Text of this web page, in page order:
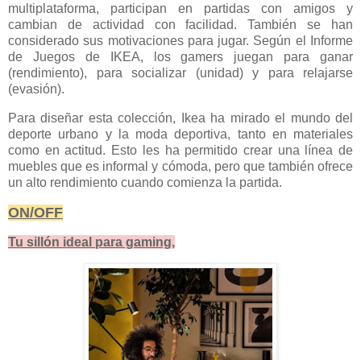
multiplataforma, participan en partidas con amigos y
cambian de actividad con facilidad. También se han
considerado sus motivaciones para jugar. Según el Informe
de Juegos de IKEA, los gamers juegan para ganar
(rendimiento), para socializar (unidad) y para relajarse
(evasión).
Para diseñar esta colección, Ikea ha mirado el mundo del
deporte urbano y la moda deportiva, tanto en materiales
como en actitud. Esto les ha permitido crear una línea de
muebles que es informal y cómoda, pero que también ofrece
un alto rendimiento cuando comienza la partida.
ON/OFF
Tu sillón ideal para gaming,